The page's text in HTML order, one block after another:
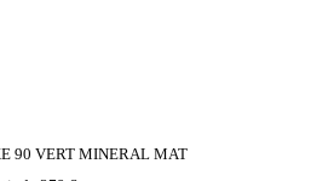
90 VERT MINERAL MAT